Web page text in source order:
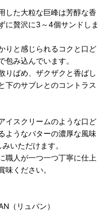
した大粒な巨峰は芳醇な香
に贅沢に3～4個サンドしま
りと感じられるコクと口ど
み込んでいます。
りばめ、ザクザクと香ばし
下のサブレとのコントラス
イスクリームのような口ど
ようなバターの濃厚な風味
いただけます。
職人が一つ一つ丁寧に仕上
ください。
（リュバン）